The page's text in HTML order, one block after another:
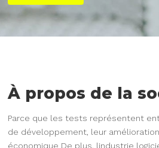
À propos de la
Parce que les tests représentent
de développement, leur
économique De plus, lindustrie